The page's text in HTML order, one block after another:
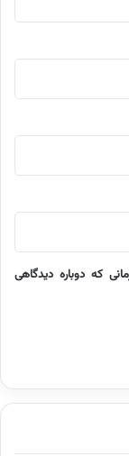
که دوباره دیدگاهی